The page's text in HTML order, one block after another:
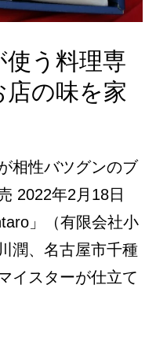
う料理専
店の味を家
相性バツグンのブ
2022年2月18日
」（有限会社小
潤、名古屋市千種
イスターが仕立て